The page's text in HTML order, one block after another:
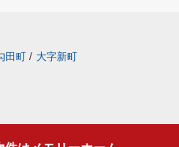
田町 / 大字新町